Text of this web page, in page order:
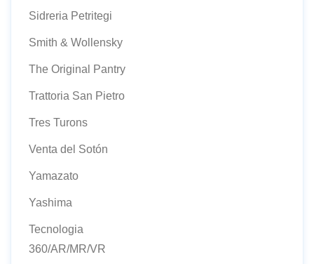
Sidreria Petritegi
Smith & Wollensky
The Original Pantry
Trattoria San Pietro
Tres Turons
Venta del Sotón
Yamazato
Yashima
Tecnologia
360/AR/MR/VR